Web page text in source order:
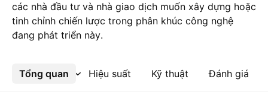
các nhà đầu tư và nhà giao dịch muốn xây dựng hoặc
tinh chỉnh chiến lược trong phân khúc công nghệ
đang phát triển này.
Tổng quan Hiệu suất Kỹ thuật Đánh giá
Xem thêm